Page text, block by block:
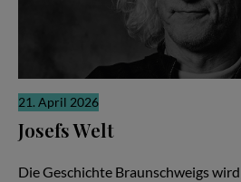
21. April 2026
Josefs Welt
Die Geschichte Braunschweigs